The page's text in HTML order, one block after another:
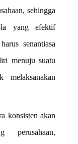
sehingga
yang efektif
senantiasa
menuju suatu
melaksanakan
konsisten akan
perusahaan,